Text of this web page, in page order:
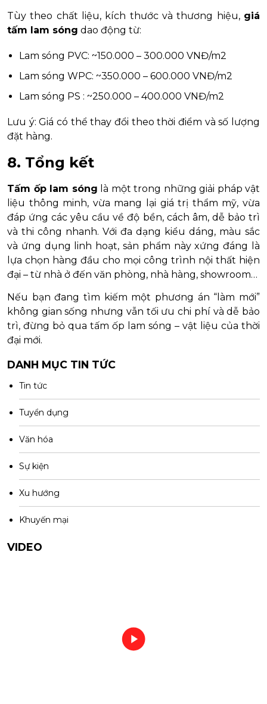
Tùy theo chất liệu, kích thước và thương hiệu, giá
tấm lam sóng dao động từ:
Lam sóng PVC: ~150.000 – 300.000 VNĐ/m2
Lam sóng WPC: ~350.000 – 600.000 VNĐ/m2
Lam sóng PS : ~250.000 – 400.000 VNĐ/m2
Lưu ý: Giá có thể thay đổi theo thời điểm và số lượng
đặt hàng.
8. Tổng kết
Tấm ốp lam sóng là một trong những giải pháp vật
liệu thông minh, vừa mang lại giá trị thẩm mỹ, vừa
đáp ứng các yêu cầu về độ bền, cách âm, dễ bảo trì
và thi công nhanh. Với đa dạng kiểu dáng, màu sắc
và ứng dụng linh hoạt, sản phẩm này xứng đáng là
lựa chọn hàng đầu cho mọi công trình nội thất hiện
đại – từ nhà ở đến văn phòng, nhà hàng, showroom…
Nếu bạn đang tìm kiếm một phương án “làm mới”
không gian sống nhưng vẫn tối ưu chi phí và dễ bảo
trì, đừng bỏ qua tấm ốp lam sóng – vật liệu của thời
đại mới.
DANH MỤC TIN TỨC
Tin tức
Tuyển dụng
Văn hóa
Sự kiện
Xu hướng
Khuyến mại
VIDEO